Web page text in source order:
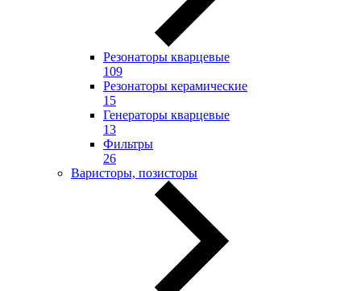
Резонаторы кварцевые
109
Резонаторы керамические
15
Генераторы кварцевые
13
Фильтры
26
Варисторы, позисторы